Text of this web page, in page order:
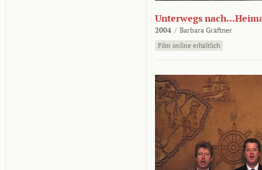
Unterwegs
2004 / Barbara Gräftner
Film online erhältlich